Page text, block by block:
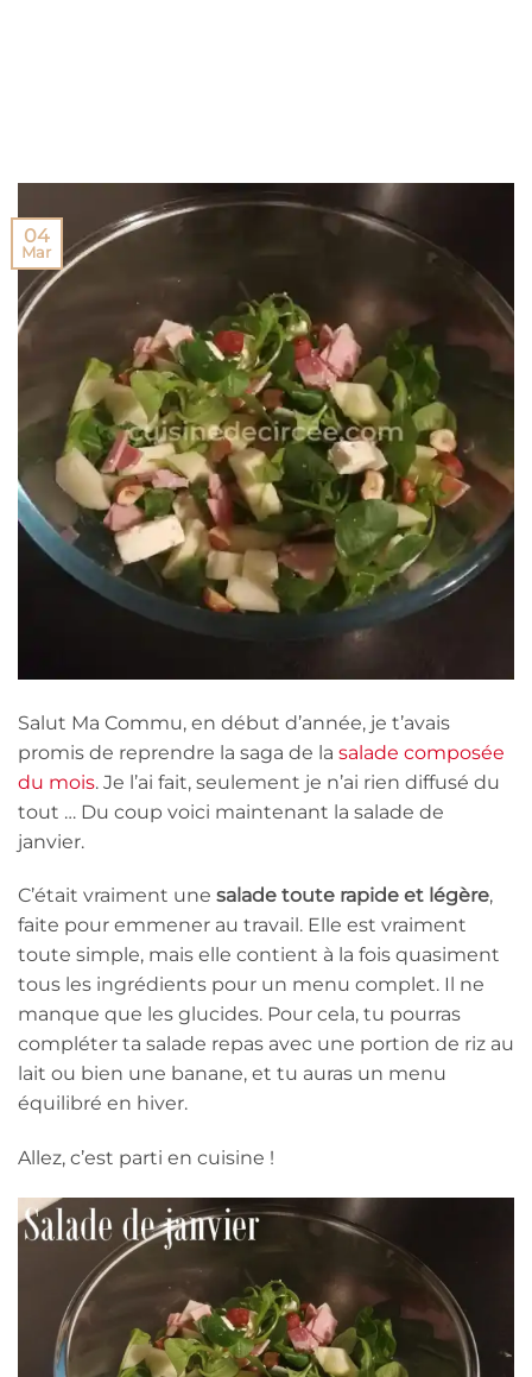
04
Mar
Salut Ma Commu, en début d’année, je t’avais
promis de reprendre la saga de la salade composée
du mois. Je l’ai fait, seulement je n’ai rien diffusé du
tout … Du coup voici maintenant la salade de
janvier.
C’était vraiment une salade toute rapide et légère,
faite pour emmener au travail. Elle est vraiment
toute simple, mais elle contient à la fois quasiment
tous les ingrédients pour un menu complet. Il ne
manque que les glucides. Pour cela, tu pourras
compléter ta salade repas avec une portion de riz au
lait ou bien une banane, et tu auras un menu
équilibré en hiver.
Allez, c’est parti en cuisine !